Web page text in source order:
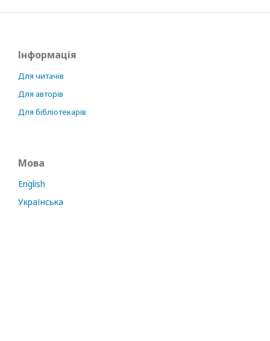
Інформація
Для читачів
Для авторів
Для бібліотекарів
Мова
English
Українська